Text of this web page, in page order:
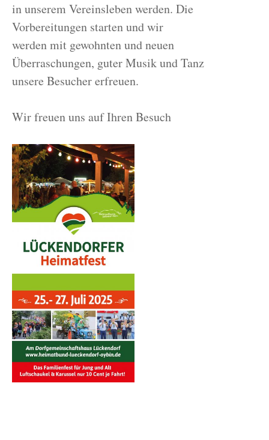
in unserem Vereinsleben werden. Die
Vorbereitungen starten und wir
werden mit gewohnten und neuen
Überraschungen, guter Musik und Tanz
unsere Besucher erfreuen.
Wir freuen uns auf Ihren Besuch